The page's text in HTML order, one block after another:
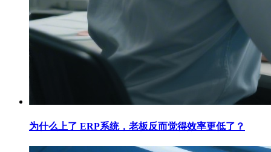
为什么上了 ERP系统，老板反而觉得效率更低了？